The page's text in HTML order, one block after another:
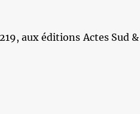
aux éditions Actes Sud &